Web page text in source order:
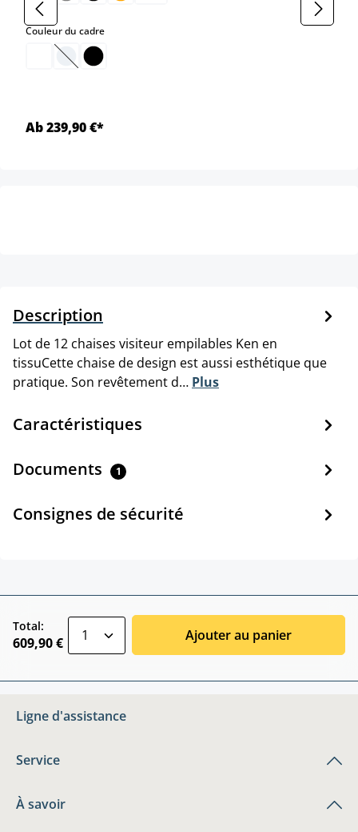
Couleur du cadreselect
(Cette option n'est pas disponible pour le moment.)
Ab 239,90 €*
Description
Lot de 12 chaises visiteur empilables Ken en
tissuCette chaise de design est aussi esthétique que
pratique. Son revêtement d… Plus
Caractéristiques
Documents 1
Consignes de sécurité
Total:
609,90 € Ajouter au panier
Ligne d'assistance
Service
À savoir